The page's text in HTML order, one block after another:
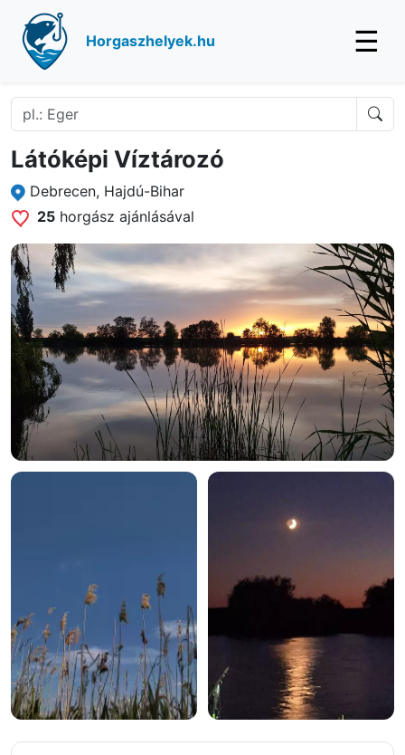
Horgaszhelyek.hu ☰
Látóképi Víztározó
Debrecen, Hajdú-Bihar
25 horgász ajánlásával